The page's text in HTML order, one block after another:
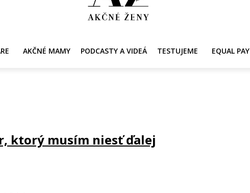
AKČNÉ MAMY PODCASTY A VIDEÁ TESTUJEME EQUAL PAY
ktorý musím niesť ďalej